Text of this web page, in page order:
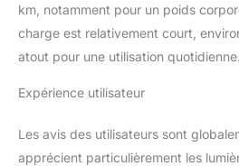
km, notamment pour un poids
charge est relativement court,
atout pour une utilisation quotidienne.
Expérience utilisateur
Les avis des utilisateurs sont
apprécient particulièrement les